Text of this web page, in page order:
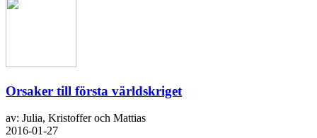
Orsaker till första världskriget
av: Julia, Kristoffer och Mattias
2016-01-27